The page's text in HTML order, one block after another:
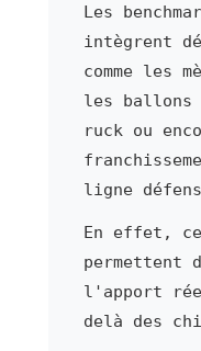
Les
intègrent
comme les
les ballons
ruck ou
ligne
En effet,
permettent
l'apport
delà des